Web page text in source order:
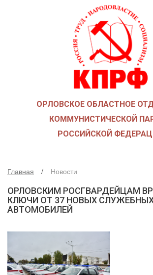
КАК ВСТУПИТЬ В КПРФ
ОБЩЕСТВЕННЫЕ ОРГАНИЗАЦИИ
СОЮЗ СОВЕТСКИХ ОФИЦЕРОВ В
АРМИИ И ФЛОТА
ОРЛОВСКИЙ ОБЛАСТНОЙ СОВЕТ
ОРЛОВСКИЙ ГОРОДСКОЙ СОВЕТ
САМОУПРАВЛЕНИЯ
ПАРТИЙНАЯ ПЕЧАТЬ
ПАРТИЙНАЯ ЖИЗНЬ
ОРЛОВСКОЕ ОБЛАСТНОЕ
КОММУНИСТИЧЕСКОЙ
РОССИЙСКОЙ
Главная Новости
ОРЛОВСКИМ РОСГВАРДЕЙЦАМ
КЛЮЧИ ОТ 37 НОВЫХ
АВТОМОБИЛЕЙ